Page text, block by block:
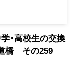
･高校生の交換
橋 その259